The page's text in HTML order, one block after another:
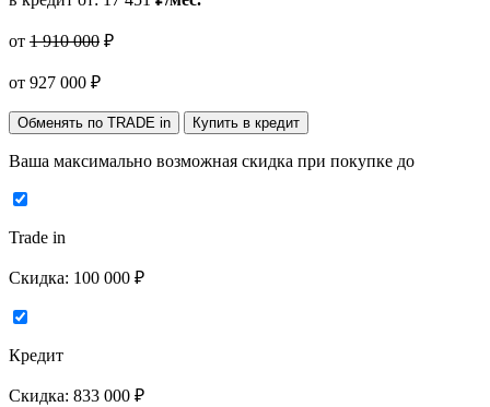
от 1 910 000 ₽
от 927 000 ₽
Обменять по TRADE in Купить в кредит
Ваша максимально возможная скидка при покупке до
Trade in
Скидка: 100 000 ₽
Кредит
Скидка: 833 000 ₽